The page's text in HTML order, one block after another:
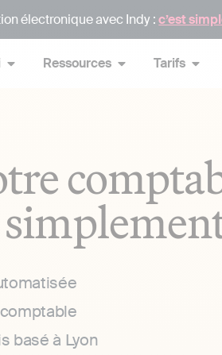
électronique avec Indy :c’est
Ressources Tarifs
basé à Lyon